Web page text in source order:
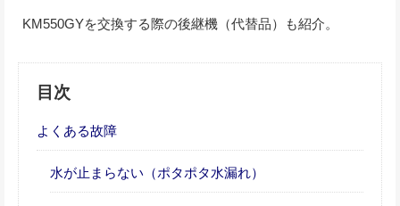
KM550GYを交換する際の後継機（代替品）も紹介。
目次
よくある故障
水が止まらない（ポタポタ水漏れ）